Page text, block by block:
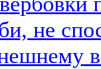
не